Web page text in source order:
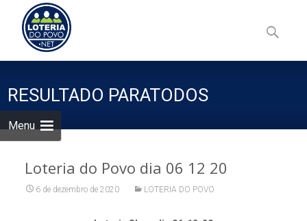
Menu
to
content
por:
RESULTADO PARATODOS
Loteria do Povo dia 06 12 20
6 de dezembro de 2020 LOTERIA DO POVO